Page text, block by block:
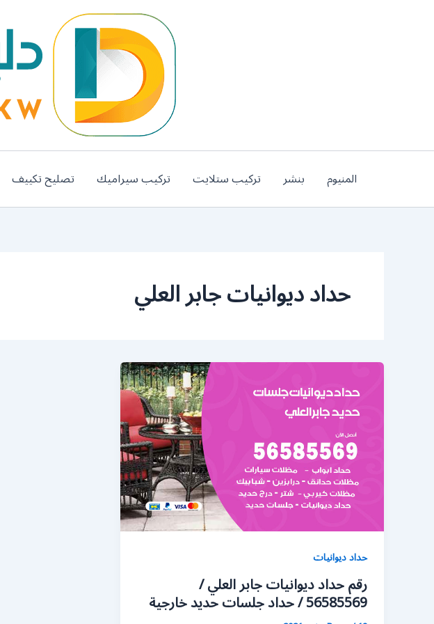
المنيوم بنشر تركيب ستلايت تركيب سيراميك تصليح تكييف
حداد ديوانيات جابر العلي
حداد ديوانيات
رقم حداد ديوانيات جابر العلي /
56585569 / حداد جلسات حديد خارجية